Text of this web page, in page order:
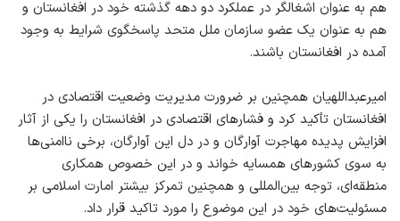
هم به عنوان اشغالگر در عملکرد دو دهه گذشته خود در افغانستان و
هم به عنوان یک عضو سازمان ملل متحد پاسخگوی شرایط به وجود
آمده در افغانستان باشند.
‌‎امیرعبداللهیان همچنین بر ضرورت مدیریت وضعیت اقتصادی در
افغانستان تأکید کرد و فشارهای اقتصادی در افغانستان را یکی از آثار
افزایش پدیده مهاجرت آوارگان و در دل این آوارگان، برخی ناامنی‌ها
به سوی کشورهای همسایه خواند و در این خصوص همکاری
منطقه‌ای، توجه بین‌المللی و همچنین تمرکز بیشتر امارت اسلامی بر
مسئولیت‌های خود در این موضوع را مورد تاکید قرار داد.